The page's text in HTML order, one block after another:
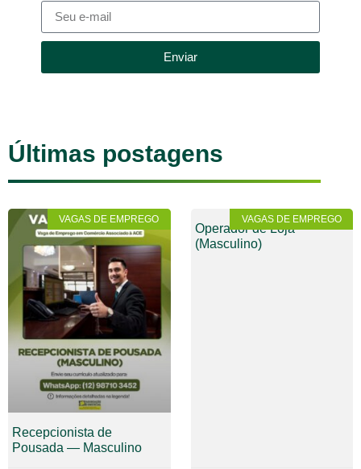
Enviar
Últimas postagens
VAGAS DE EMPREGO
Recepcionista de
Pousada — Masculino
VAGAS DE EMPREGO
Operador de Loja
(Masculino)